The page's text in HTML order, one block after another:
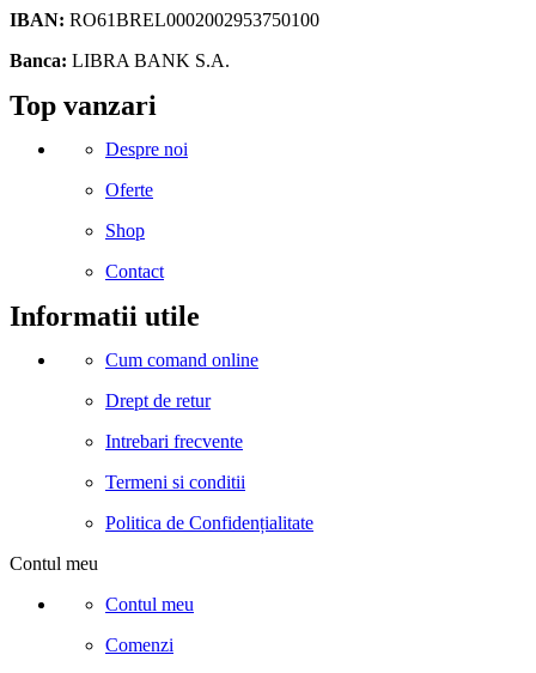
IBAN: RO61BREL0002002953750100
Banca: LIBRA BANK S.A.
Facebook
Instagram
Linkedin
Snapchat
Tik-
tok
Telegram
Top vanzari
Despre noi
Oferte
Shop
Contact
Informatii utile
Cum comand online
Drept de retur
Intrebari frecvente
Termeni si conditii
Politica de Confidențialitate
Contul meu
Contul meu
Comenzi